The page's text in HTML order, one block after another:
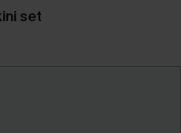
set